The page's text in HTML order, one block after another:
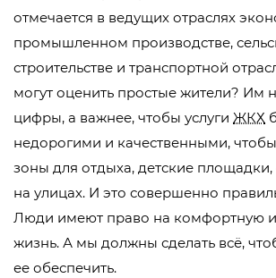
отмечается в ведущих отраслях
промышленном производстве,
строительстве и транспортной
могут оценить простые жители? Им
цифры, а важнее, чтобы услуги ЖКХ
недорогими и качественными,
зоны для отдыха, детские
на улицах. И это совершенно
Люди имеют право на комфортную
жизнь. А мы должны сделать всё,
ее обеспечить.